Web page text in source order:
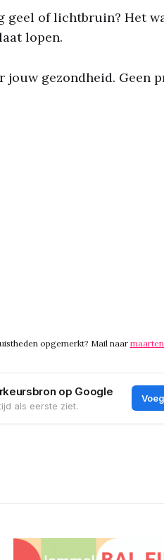
geel of lichtbruin? Het
lopen.
gezondheid. Geen
opgemerkt? Mail naar
op Google
als eerste ziet.